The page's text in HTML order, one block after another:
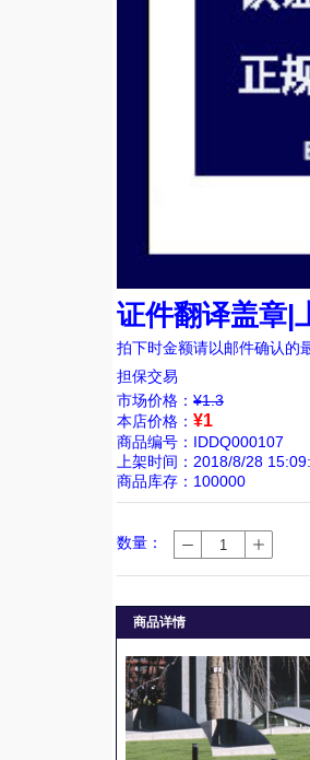
证件翻译盖章|
拍下时金额请以邮件确认的
担保交易
市场价格： ¥1.3
本店价格： ¥1
商品编号：IDDQ000107
上架时间：2018/8/28
商品库存：100000
数量：
商品详情